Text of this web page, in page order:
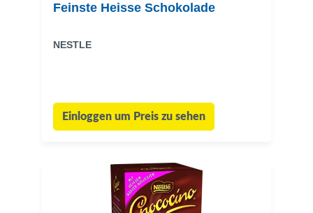
Feinste Heisse Schokolade
NESTLE
Einloggen um Preis zu sehen